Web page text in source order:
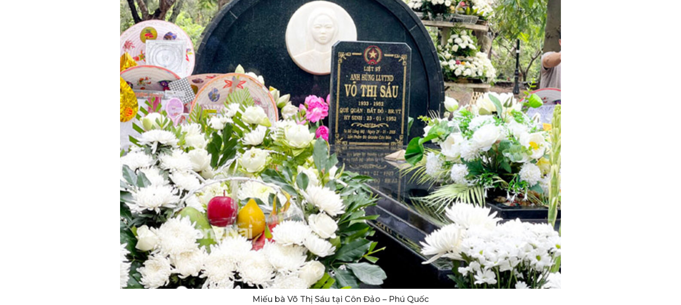
Miếu bà Võ Thị Sáu tại Côn Đảo – Phú Quốc